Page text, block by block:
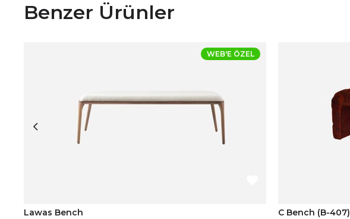
Benzer Ürünler
Lawas Bench
WEB'E ÖZEL
C Bench (B-407)